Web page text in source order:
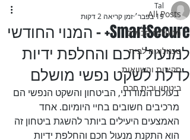
All Posts
מנעולים חכמים
טכנולוגיה לבית
סקירות והשוואות
ביטחון ובית חכם
SmartSecure+ - המנוי החודשי
למנעול חכם והחלפת ידיות
לדלת לשקט נפשי מושלם
Tal
19 בפבר׳
זמן קריאה 2 דקות
בעולם המודרני, הביטחון והשקט הנפשי הם
מרכיבים חשובים בחיי היומיום. אחד
האמצעים היעילים ביותר להשגת ביטחון זה
הוא התקנת מנעול חכם והחלפת ידיות